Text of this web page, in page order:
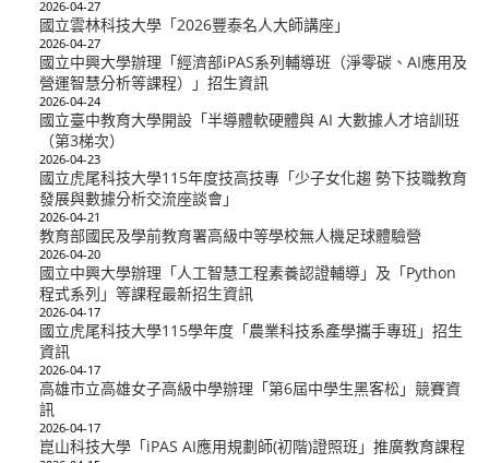
2026-04-27
國立雲林科技大學「2026豐泰名人大師講座」
2026-04-27
國立中興大學辦理「經濟部iPAS系列輔導班（淨零碳、AI應用及
營運智慧分析等課程）」招生資訊
2026-04-24
國立臺中教育大學開設「半導體軟硬體與 AI 大數據人才培訓班
（第3梯次）
2026-04-23
國立虎尾科技大學115年度技高技專「少子女化趨 勢下技職教育
發展與數據分析交流座談會」
2026-04-21
教育部國民及學前教育署高級中等學校無人機足球體驗營
2026-04-20
國立中興大學辦理「人工智慧工程素養認證輔導」及「Python
程式系列」等課程最新招生資訊
2026-04-17
國立虎尾科技大學115學年度「農業科技系產學攜手專班」招生
資訊
2026-04-17
高雄市立高雄女子高級中學辦理「第6屆中學生黑客松」競賽資
訊
2026-04-17
崑山科技大學「iPAS AI應用規劃師(初階)證照班」推廣教育課程